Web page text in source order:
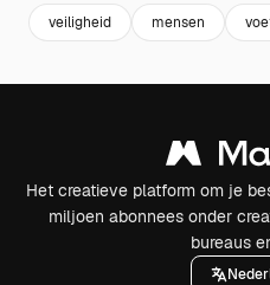
veiligheid mensen
Het creatieve platform om je
miljoen abonnees onder
bureaus